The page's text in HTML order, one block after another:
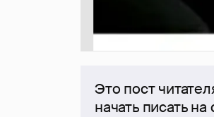
Это пост
начать писать